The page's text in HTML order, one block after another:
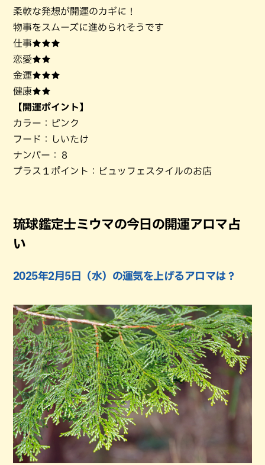
柔軟な発想が開運のカギに！
物事をスムーズに進められそうです
仕事★★★
恋愛★★
金運★★★
健康★★
【開運ポイント】
カラー：ピンク
フード：しいたけ
ナンバー：８
プラス１ポイント：ビュッフェスタイルのお店
琉球鑑定士ミウマの今日の開運アロマ占
い
2025年2月5日（水）の運気を上げるアロマは？